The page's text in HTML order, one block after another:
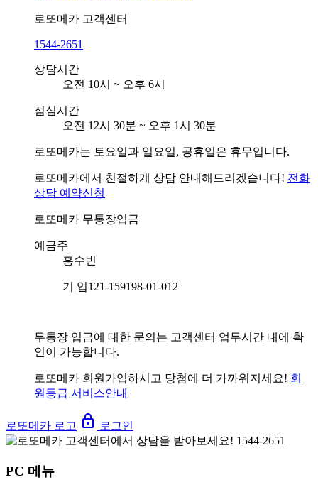
로또메카 고객센터
1544-2651
상담시간
오전 10시 ~ 오후 6시
점심시간
오전 12시 30분 ~ 오후 1시 30분
로또메카는 토요일과 일요일, 공휴일은 휴무입니다.
로또메카에서 친절하게 상담 안내해드리겠습니다! 전화
상담 예약신청
로또메카 무통장입금
예금주
홍수빈
기 업121-159198-01-012
무통장 입금에 대한 문의는 고객센터 업무시간 내에 확
인이 가능합니다.
로또메카 회원가입하시고 당첨에 더 가까워지세요! 회
원등급 서비스안내
로또메카 로고 lock_outline 로그인
PC 메뉴